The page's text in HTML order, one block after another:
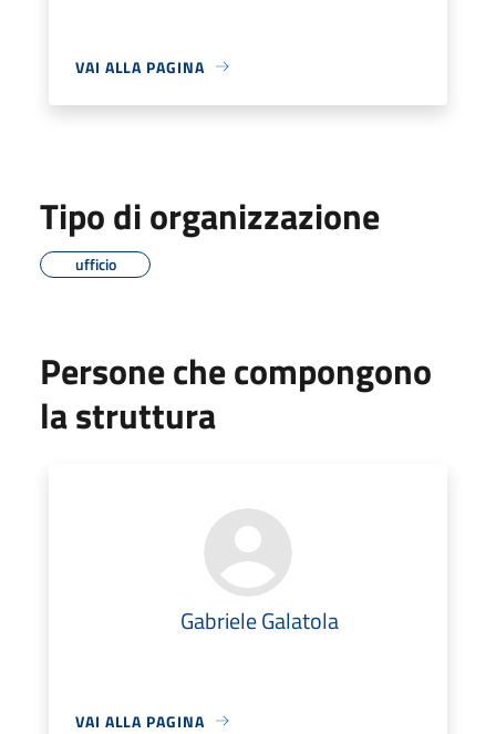
VAI ALLA PAGINA
Tipo di organizzazione
ufficio
Persone che compongono
la struttura
Gabriele Galatola
VAI ALLA PAGINA